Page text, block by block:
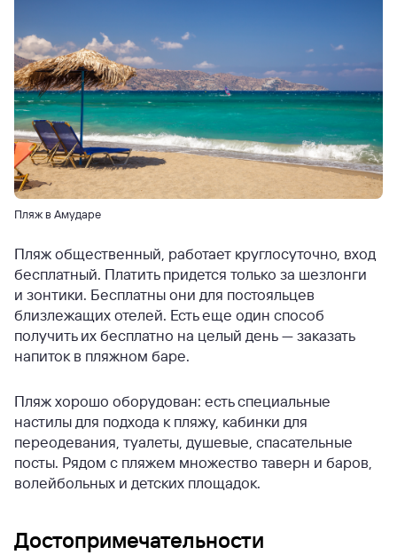
Пляж в Амударе
Пляж общественный, работает круглосуточно, вход
бесплатный. Платить придется только за шезлонги
и зонтики. Бесплатны они для постояльцев
близлежащих отелей. Есть еще один способ
получить их бесплатно на целый день — заказать
напиток в пляжном баре.
Пляж хорошо оборудован: есть специальные
настилы для подхода к пляжу, кабинки для
переодевания, туалеты, душевые, спасательные
посты. Рядом с пляжем множество таверн и баров,
волейбольных и детских площадок.
Достопримечательности